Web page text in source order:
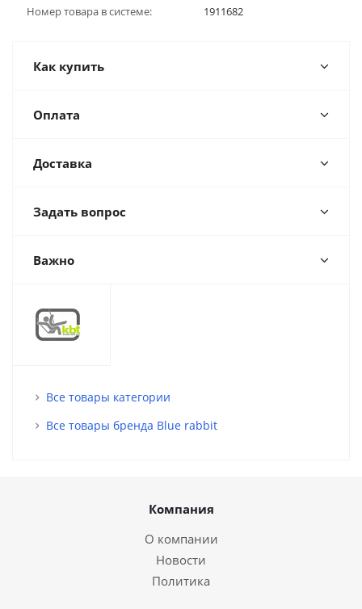
Номер товара в системе: 1911682
Как купить
Оплата
Доставка
Задать вопрос
Важно
Все товары категории
Все товары бренда Blue rabbit
Компания
О компании
Новости
Политика